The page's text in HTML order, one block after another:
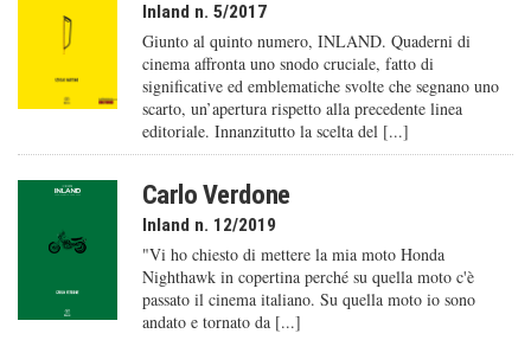
Inland n. 5/2017
Giunto al quinto numero, INLAND. Quaderni di
cinema affronta uno snodo cruciale, fatto di
significative ed emblematiche svolte che segnano uno
scarto, un’apertura rispetto alla precedente linea
editoriale. Innanzitutto la scelta del [...]
Carlo Verdone
Inland n. 12/2019
"Vi ho chiesto di mettere la mia moto Honda
Nighthawk in copertina perché su quella moto c'è
passato il cinema italiano. Su quella moto io sono
andato e tornato da [...]